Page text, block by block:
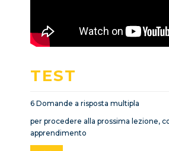
TEST
6 Domande a risposta multipla
per procedere alla prossima lezione,
apprendimento